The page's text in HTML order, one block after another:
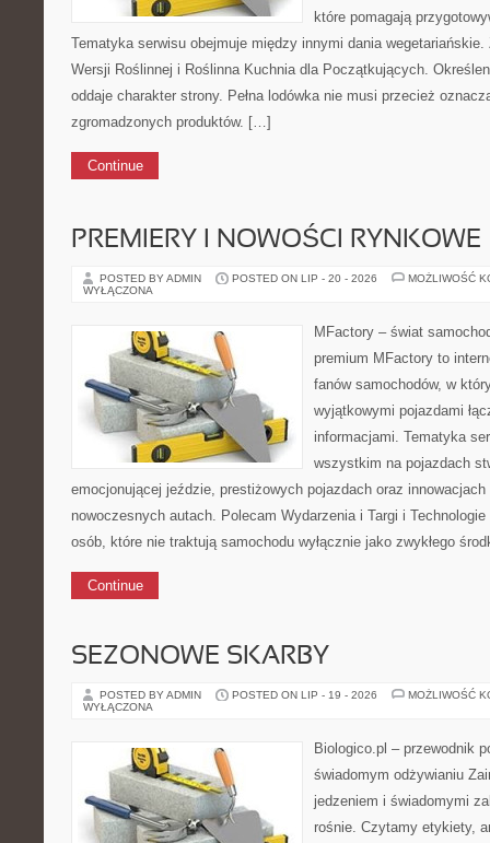
które pomagają
Tematyka serwisu obejmuje między innymi dania
Wersji Roślinnej i Roślinna Kuchnia dla Początkujących.
oddaje charakter strony. Pełna lodówka nie musi przecież
zgromadzonych produktów. […]
Continue
PREMIERY I NOWOŚCI RYNKOWE
POSTED BY ADMIN POSTED ON LIP - 20 - 2026
MOŻLIWOŚĆ
WYŁĄCZONA
MFactory – świat
premium MFactory to
fanów samochodów, w
wyjątkowymi pojazdami
informacjami. Tematyka
wszystkim na pojazdach
emocjonującej jeździe, prestiżowych pojazdach oraz
nowoczesnych autach. Polecam Wydarzenia i Targi i
osób, które nie traktują samochodu wyłącznie jako zwykłego
Continue
SEZONOWE SKARBY
POSTED BY ADMIN POSTED ON LIP - 19 - 2026
MOŻLIWOŚĆ
WYŁĄCZONA
Biologico.pl – przewodnik
świadomym odżywianiu
jedzeniem i świadomymi
rośnie. Czytamy etykiety,